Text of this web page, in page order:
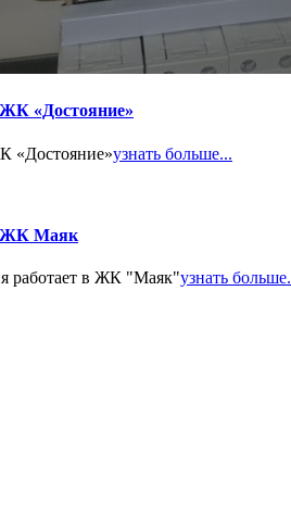
«Достояние»
«Достояние»узнать больше...
ЖК Маяк
работает в ЖК "Маяк"узнать